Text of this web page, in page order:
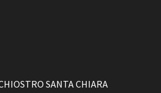
SANTA CHIARA